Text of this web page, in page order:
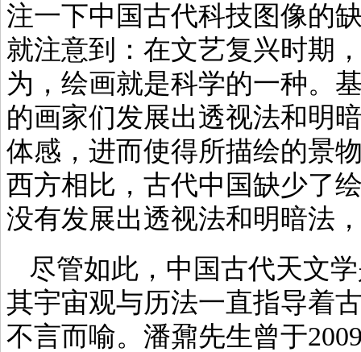
注一下中国古代科技图像的
就注意到：在文艺复兴时期
为，绘画就是科学的一种。
的画家们发展出透视法和明
体感，进而使得所描绘的景
西方相比，古代中国缺少了
没有发展出透视法和明暗法
尽管如此，中国古代天文
其宇宙观与历法一直指导着
不言而喻。潘鼐先生曾于